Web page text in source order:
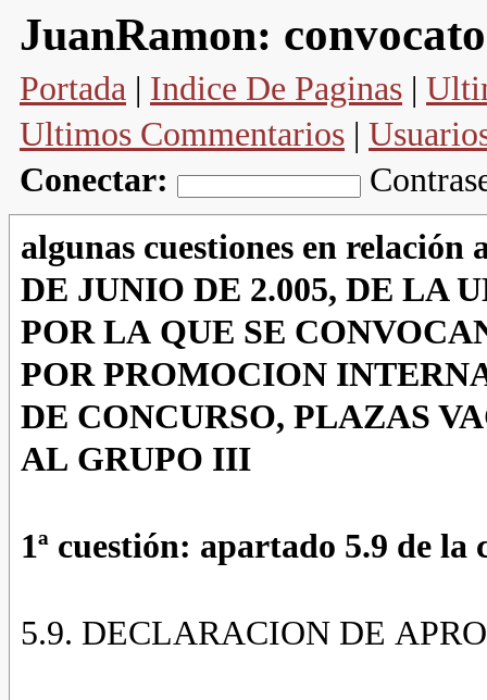
JuanRamon:
Portada | Indice De Paginas |
Ultimos Commentarios |
Conectar:
algunas cuestiones en
DE JUNIO DE 2.005, DE LA
POR LA QUE SE
POR PROMOCION
DE CONCURSO, PLAZAS
AL GRUPO III
1ª cuestión: apartado 5.9 de la
5.9. DECLARACION DE